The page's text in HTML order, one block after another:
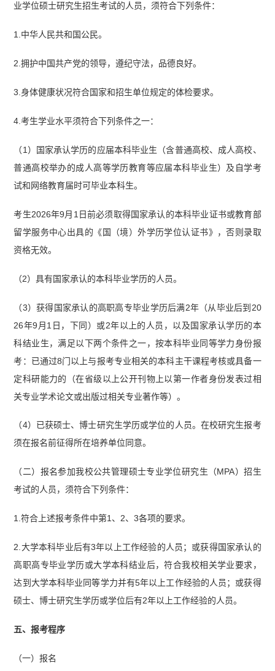
业学位硕士研究生招生考试的人员，须符合下列条件：
1.中华人民共和国公民。
2.拥护中国共产党的领导，遵纪守法，品德良好。
3.身体健康状况符合国家和招生单位规定的体检要求。
4.考生学业水平须符合下列条件之一：
（1）国家承认学历的应届本科毕业生（含普通高校、成人高校、
普通高校举办的成人高等学历教育等应届本科毕业生）及自学考
试和网络教育届时可毕业本科生。
考生2026年9月1日前必须取得国家承认的本科毕业证书或教育部
留学服务中心出具的《国（境）外学历学位认证书》，否则录取
资格无效。
（2）具有国家承认的本科毕业学历的人员。
（3）获得国家承认的高职高专毕业学历后满2年（从毕业后到20
26年9月1日，下同）或2年以上的人员，以及国家承认学历的本
科结业生，满足以下两个条件之一，按本科毕业同等学力身份报
考：已通过8门以上与报考专业相关的本科主干课程考核或具备一
定科研能力的（在省级以上公开刊物上以第一作者身份发表过相
关专业学术论文或出版过相关专业著作等）。
（4）已获硕士、博士研究生学历或学位的人员。在校研究生报考
须在报名前征得所在培养单位同意。
（二）报名参加我校公共管理硕士专业学位研究生（MPA）招生
考试的人员，须符合下列条件：
1.符合上述报考条件中第1、2、3各项的要求。
2.大学本科毕业后有3年以上工作经验的人员；或获得国家承认的
高职高专毕业学历或大学本科结业后，符合我校相关学业要求，
达到大学本科毕业同等学力并有5年以上工作经验的人员；或获得
硕士、博士研究生学历或学位后有2年以上工作经验的人员。
五、报考程序
（一）报名